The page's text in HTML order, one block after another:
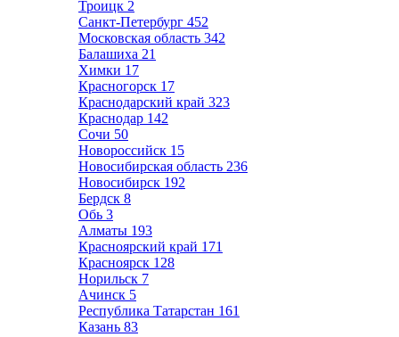
Троицк 2
Санкт-Петербург 452
Московская область 342
Балашиха 21
Химки 17
Красногорск 17
Краснодарский край 323
Краснодар 142
Сочи 50
Новороссийск 15
Новосибирская область 236
Новосибирск 192
Бердск 8
Обь 3
Алматы 193
Красноярский край 171
Красноярск 128
Норильск 7
Ачинск 5
Республика Татарстан 161
Казань 83